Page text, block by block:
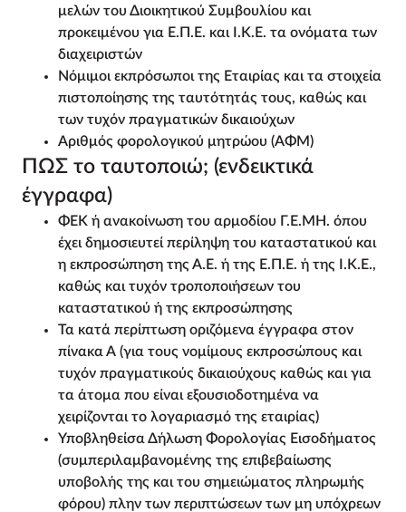
μελών του Διοικητικού Συμβουλίου και
προκειμένου για Ε.Π.Ε. και Ι.Κ.Ε. τα ονόματα των
διαχειριστών
Νόμιμοι εκπρόσωποι της Εταιρίας και τα στοιχεία
πιστοποίησης της ταυτότητάς τους, καθώς και
των τυχόν πραγματικών δικαιούχων
Αριθμός φορολογικού μητρώου (ΑΦΜ)
ΠΩΣ το ταυτοποιώ; (ενδεικτικά
έγγραφα)
ΦΕΚ ή ανακοίνωση του αρμοδίου Γ.Ε.ΜΗ. όπου
έχει δημοσιευτεί περίληψη του καταστατικού και
η εκπροσώπηση της Α.Ε. ή της Ε.Π.Ε. ή της Ι.Κ.Ε.,
καθώς και τυχόν τροποποιήσεων του
καταστατικού ή της εκπροσώπησης
Τα κατά περίπτωση οριζόμενα έγγραφα στον
πίνακα Α (για τους νομίμους εκπροσώπους και
τυχόν πραγματικούς δικαιούχους καθώς και για
τα άτομα που είναι εξουσιοδοτημένα να
χειρίζονται το λογαριασμό της εταιρίας)
Υποβληθείσα Δήλωση Φορολογίας Εισοδήματος
(συμπεριλαμβανομένης της επιβεβαίωσης
υποβολής της και του σημειώματος πληρωμής
φόρου) πλην των περιπτώσεων των μη υπόχρεων